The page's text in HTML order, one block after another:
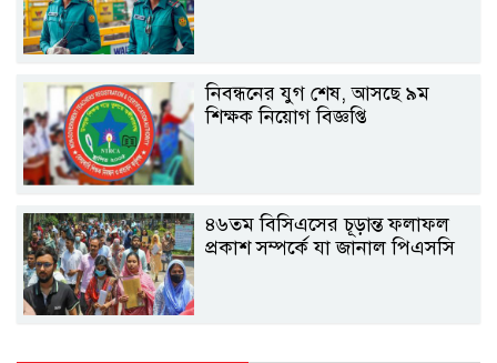
নিবন্ধনের যুগ শেষ, আসছে ৯ম
শিক্ষক নিয়োগ বিজ্ঞপ্তি
৪৬তম বিসিএসের চূড়ান্ত ফলাফল
প্রকাশ সম্পর্কে যা জানাল পিএসসি